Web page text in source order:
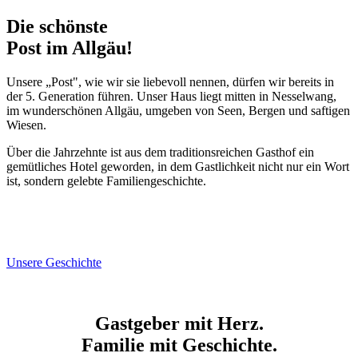
Die schönste
Post im Allgäu!
Unsere „Post", wie wir sie liebevoll nennen, dürfen wir bereits in
der 5. Generation führen. Unser Haus liegt mitten in Nesselwang,
im wunderschönen Allgäu, umgeben von Seen, Bergen und saftigen
Wiesen.
Über die Jahrzehnte ist aus dem traditionsreichen Gasthof ein
gemütliches Hotel geworden, in dem Gastlichkeit nicht nur ein Wort
ist, sondern gelebte Familiengeschichte.
Unsere Geschichte
Gastgeber mit Herz.
Familie mit Geschichte.